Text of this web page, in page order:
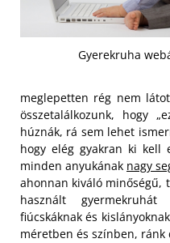
Gyerekruha
meglepetten rég nem
összetalálkozunk, hogy
húznák, rá sem lehet
hogy elég gyakran ki kell
minden anyukának nagy
ahonnan kiváló minőségű,
használt
fiúcskáknak és
méretben és színben, ránk